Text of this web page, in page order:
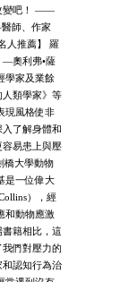
變吧！ ——
師、作家
人推薦】 羅
—奧利弗•薩
學家及業餘
類學家》等
現風格使非
了解身體和
易患上與壓
橋大學動物
是一位偉大
），經
和動物應激
籍相比，這
們對壓力的
認知行為治